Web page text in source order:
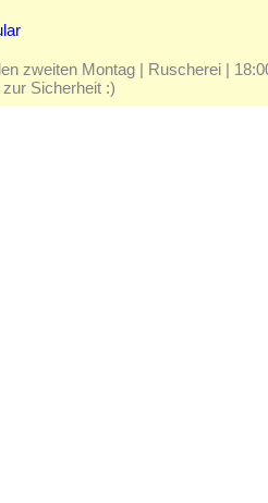
zweiten Montag | Ruscherei |
Sicherheit :)